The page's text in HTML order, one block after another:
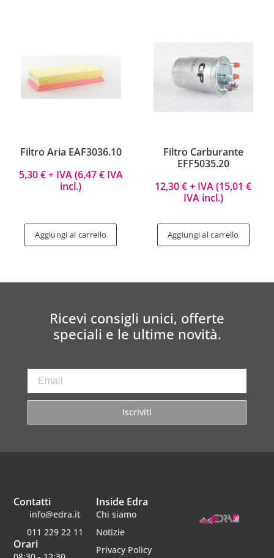
Filtro Aria EAF3036.10
5,30€+ IVA (6,47€IVA
incl.)
Aggiungi al carrello
Filtro Carburante
EFF5035.20
12,30€+ IVA (15,01€
IVA incl.)
Aggiungi al carrello
Ricevi consigli unici, offerte
speciali e le ultime novità.
Iscriviti
Inside Edra
Chi siamo
Notizie
Privacy Policy
Contatti
info@edra.it
011 229 22 11
Orari